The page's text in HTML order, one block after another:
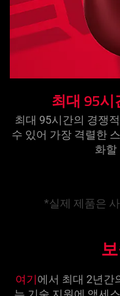
최대 95시
최대 95시간의 경쟁
수 있어 가장 격렬한
화할
*실제 제품은
여기에서 최대 2년간